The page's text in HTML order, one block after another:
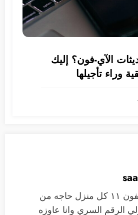
الآي-فون؟ إليك
وراء تأجيلها
انا معاي ايفون ١١ كل منزل حاجه من
الرقم السري وانا عاوزه